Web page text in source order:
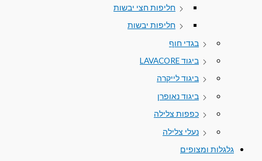
חליפות חצי יבשות
חליפות יבשות
בגדי חוף
ביגוד LAVACORE
ביגוד לייקרה
ביגוד נאופרן
כפפות צלילה
נעלי צלילה
גלגלות ומצופים